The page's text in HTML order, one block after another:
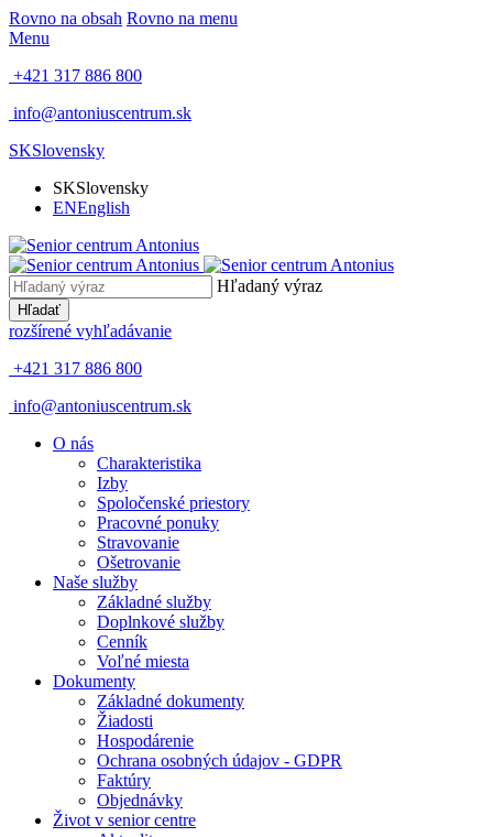
Rovno na obsah Rovno na menu
Menu
+421 317 886 800
info@antoniuscentrum.sk
SKSlovensky
SKSlovensky
ENEnglish
Hľadaný výraz
Hľadať
rozšírené vyhľadávanie
+421 317 886 800
info@antoniuscentrum.sk
O nás
Charakteristika
Izby
Spoločenské priestory
Pracovné ponuky
Stravovanie
Ošetrovanie
Naše služby
Základné služby
Doplnkové služby
Cenník
Voľné miesta
Dokumenty
Základné dokumenty
Žiadosti
Hospodárenie
Ochrana osobných údajov - GDPR
Faktúry
Objednávky
Život v senior centre